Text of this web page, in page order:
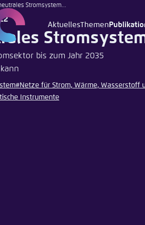
AktuellesThemen
Stromsystem...
bis zum Jahr 2035
#Netze für Strom, Wärme, Wasserstoff
Instrumente
Login
Sprache
Englisch
Agora